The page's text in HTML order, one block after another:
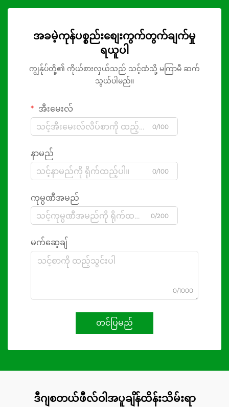
အခမဲ့ကုန်ပစ္စည်းစျေးကွက်တွက်ချက်မှု
ရယူပါ
ကျွန်ုပ်တို့၏ ကိုယ်စားလှယ်သည် သင့်ထံသို့ မကြာမီ ဆက်
သွယ်ပါမည်။
အီးမေးလ်
0/100
နာမည်
0/100
ကုမ္ပဏီအမည်
0/200
မက်ဆေ့ချ်
0/1000
တင်ပြမည်
ဒီဂျစတယ်ဖီလ်ဝါအပူချိန်ထိန်းသိမ်းရာ